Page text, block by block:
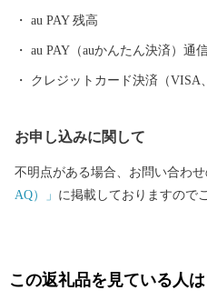
し、世界と日本を結ぶ玄関都市
都市をめざしてまちづくりに取り
au PAY 残高
au PAY（auかんたん決済）通
クレジットカード決済（VISA
お申し込みに関して
不明点がある場合、お問い合わ
AQ）」 に掲載しておりますので
この返礼品を見ている人